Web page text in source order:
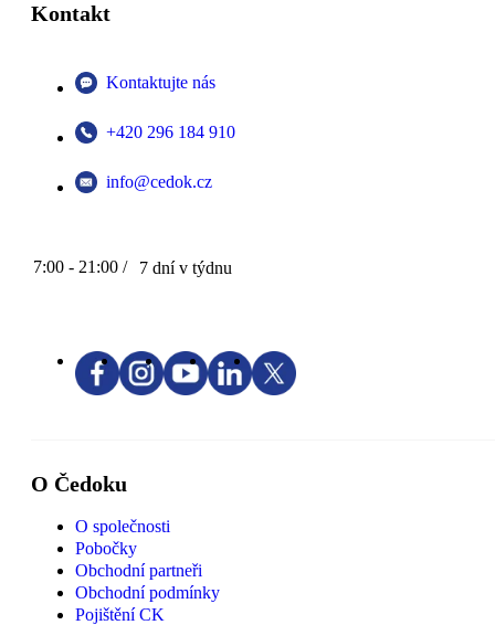
Kontakt
Kontaktujte nás
+420 296 184 910
info@cedok.cz
7:00 - 21:00 / 7 dní v týdnu
O Čedoku
O společnosti
Pobočky
Obchodní partneři
Obchodní podmínky
Pojištění CK